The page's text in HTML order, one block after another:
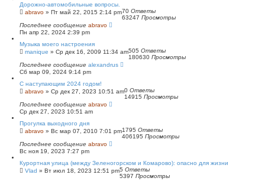
Дорожно-автомобильные вопросы.
abravo » Пт май 22, 2015 2:14 pm70 Ответы
63247 Просмотры
Последнее сообщение abravo
Пн апр 22, 2024 2:39 pm
Музыка моего настроения
manique » Ср дек 16, 2009 11:34 am505 Ответы
180630 Просмотры
Последнее сообщение alexandrus
Сб мар 09, 2024 9:14 pm
С наступающим 2024 годом!
abravo » Ср дек 27, 2023 10:51 am0 Ответы
14915 Просмотры
Последнее сообщение abravo
Ср дек 27, 2023 10:51 am
Прогулка выходного дня
abravo » Вс мар 07, 2010 7:01 pm1795 Ответы
406195 Просмотры
Последнее сообщение abravo
Вс ноя 19, 2023 7:27 pm
Курортная улица (между Зеленогорском и Комарово): опасно для жизни
Vlad » Вт июл 18, 2023 12:51 pm5 Ответы
5397 Просмотры